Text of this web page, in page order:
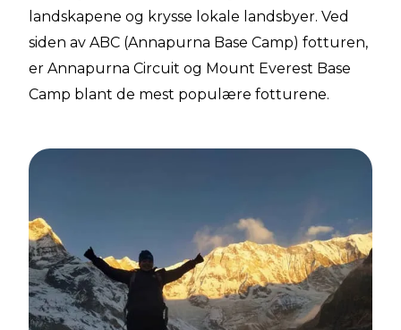
landskapene og krysse lokale landsbyer. Ved
siden av ABC (Annapurna Base Camp) fotturen,
er Annapurna Circuit og Mount Everest Base
Camp blant de mest populære fotturene.